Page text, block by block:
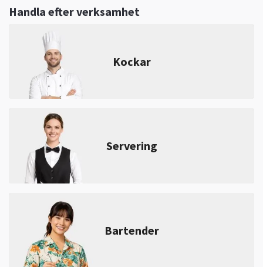
Handla efter verksamhet
Kockar
Servering
Bartender